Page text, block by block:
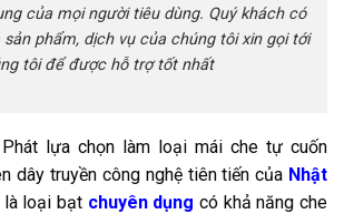
của mọi người tiêu dùng. Quý khách có
phẩm, dịch vụ của chúng tôi xin gọi tới
tôi để được hỗ trợ tốt nhất
lựa chọn làm loại mái che tự cuốn
dây truyền công nghệ tiên tiến của Nhật
là loại bạt chuyên dụng có khả năng che